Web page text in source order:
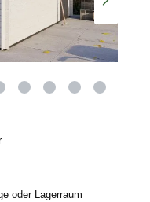
oder Lagerraum